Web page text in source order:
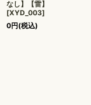
なし】【雷】
[XYD_003]
0円(税込)